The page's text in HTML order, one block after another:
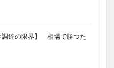
調達の限界】 相場で勝つた